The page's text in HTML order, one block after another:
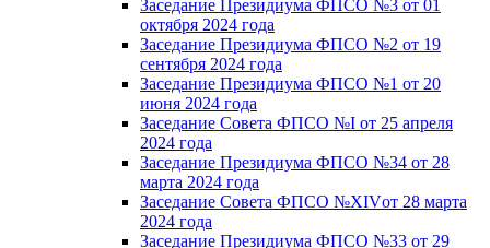
Заседание Президиума ФПСО №3 от 01
октября 2024 года
Заседание Президиума ФПСО №2 от 19
сентября 2024 года
Заседание Президиума ФПСО №1 от 20
июня 2024 года
Заседание Совета ФПСО №I от 25 апреля
2024 года
Заседание Президиума ФПСО №34 от 28
марта 2024 года
Заседание Совета ФПСО №XIVот 28 марта
2024 года
Заседание Президиума ФПСО №33 от 29